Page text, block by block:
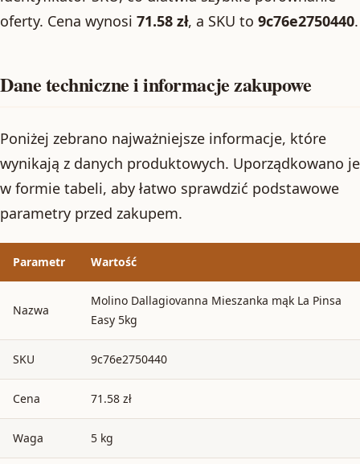
oferty. Cena wynosi 71.58 zł, a SKU to 9c76e2750440.
Dane techniczne i informacje zakupowe
Poniżej zebrano najważniejsze informacje, które
wynikają z danych produktowych. Uporządkowano je
w formie tabeli, aby łatwo sprawdzić podstawowe
parametry przed zakupem.
Parametr Wartość
Nazwa
Molino Dallagiovanna Mieszanka mąk La Pinsa
Easy 5kg
SKU 9c76e2750440
Cena 71.58 zł
Waga 5 kg